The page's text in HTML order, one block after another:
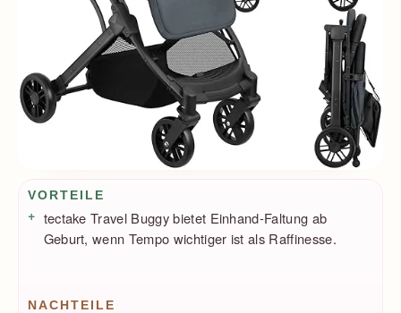
Vorteile / Nachteile
VORTEILE
tectake Travel Buggy bietet Einhand-Faltung ab
Geburt, wenn Tempo wichtiger ist als Raffinesse.
NACHTEILE